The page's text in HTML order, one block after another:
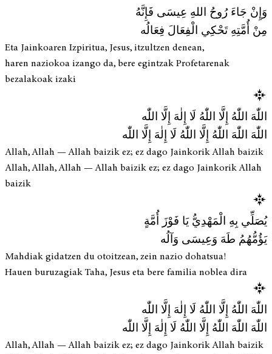
وَإِنْ جَاءَ رُوحُ اللهِ عِيسَى فَإِنَّهُ
مِنْ أُمَّتِهِ تَحْكِي الْفِعَالَ فِعَالُه
Eta Jainkoaren Izpiritua, Jesus, itzultzen denean,
haren naziokoa izango da, bere egintzak Profetarenak
bezalakoak izaki
اللّٰهَ اللّٰهُ إِلَّا اللّٰهُ لَا إِلٰهَ إِلَّا اللّٰه
اللّٰهَ اللّٰهَ اللّٰهُ إِلَّا اللّٰهُ لَا إِلٰهَ إِلَّا اللّٰه
Allah, Allah — Allah baizik ez; ez dago Jainkorik Allah baizik
Allah, Allah, Allah — Allah baizik ez; ez dago Jainkorik Allah
baizik
يُصَلِّي بِهِ الْمَهْدِيُّ يَا فَوْزَ أُمَّةٍ
يَؤُمُّهُمُ طَهَ وَعِيسَى وَآلُه
Mahdiak gidatzen du otoitzean, zein nazio dohatsua!
Hauen buruzagiak Taha, Jesus eta bere familia noblea dira
اللّٰهَ اللّٰهُ إِلَّا اللّٰهُ لَا إِلٰهَ إِلَّا اللّٰه
اللّٰهَ اللّٰهَ اللّٰهُ إِلَّا اللّٰهُ لَا إِلٰهَ إِلَّا اللّٰه
Allah, Allah — Allah baizik ez; ez dago Jainkorik Allah baizik